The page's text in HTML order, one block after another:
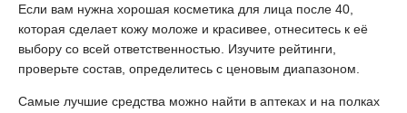
Если вам нужна хорошая косметика для лица после 40,
которая сделает кожу моложе и красивее, отнеситесь к её
выбору со всей ответственностью. Изучите рейтинги,
проверьте состав, определитесь с ценовым диапазоном.
Самые лучшие средства можно найти в аптеках и на полках